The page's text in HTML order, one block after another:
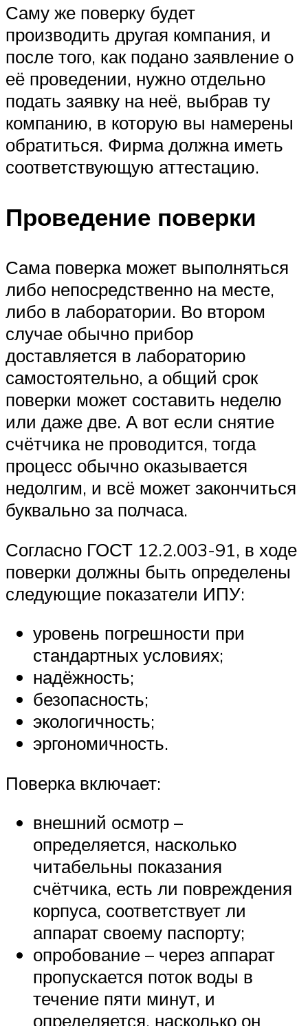
Саму же поверку будет
производить другая компания, и
после того, как подано заявление о
её проведении, нужно отдельно
подать заявку на неё, выбрав ту
компанию, в которую вы намерены
обратиться. Фирма должна иметь
соответствующую аттестацию.
Проведение поверки
Сама поверка может выполняться
либо непосредственно на месте,
либо в лаборатории. Во втором
случае обычно прибор
доставляется в лабораторию
самостоятельно, а общий срок
поверки может составить неделю
или даже две. А вот если снятие
счётчика не проводится, тогда
процесс обычно оказывается
недолгим, и всё может закончиться
буквально за полчаса.
Согласно ГОСТ 12.2.003-91, в ходе
поверки должны быть определены
следующие показатели ИПУ:
уровень погрешности при
стандартных условиях;
надёжность;
безопасность;
экологичность;
эргономичность.
Поверка включает:
внешний осмотр –
определяется, насколько
читабельны показания
счётчика, есть ли повреждения
корпуса, соответствует ли
аппарат своему паспорту;
опробование – через аппарат
пропускается поток воды в
течение пяти минут, и
определяется, насколько он